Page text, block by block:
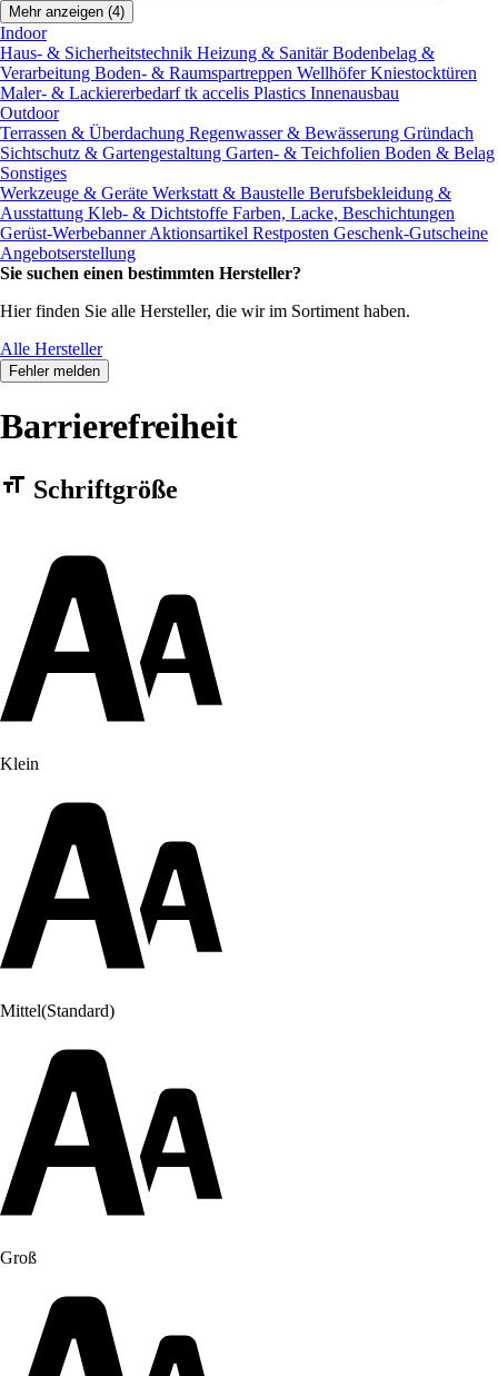
Mehr anzeigen (4)
Indoor
Haus- & Sicherheitstechnik Heizung & SanitärBodenbelag &
Verarbeitung Boden- & Raumspartreppen Wellhöfer Kniestocktüren
Maler- & Lackiererbedarftk accelis Plastics Innenausbau
Outdoor
Terrassen & Überdachung Regenwasser & Bewässerung Gründach
Sichtschutz & Gartengestaltung Garten- & Teichfolien Boden & Belag
Sonstiges
Werkzeuge & Geräte Werkstatt & Baustelle Berufsbekleidung &
Ausstattung Kleb- & Dichtstoffe Farben, Lacke, Beschichtungen
Gerüst-WerbebannerAktionsartikel Restposten Geschenk-Gutscheine
Angebotserstellung
Sie suchen einen bestimmten Hersteller?
Hier finden Sie alle Hersteller, die wir im Sortiment haben.
Alle Hersteller
Fehler melden
Barrierefreiheit
Barrierefreiheit Einstellungen Formular
Schriftgröße
Klein
Mittel(Standard)
Groß